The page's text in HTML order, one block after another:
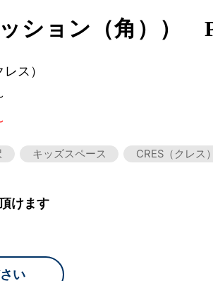
ッション（角））
ス）
キッズスペース CRES（クレス）
けます
い